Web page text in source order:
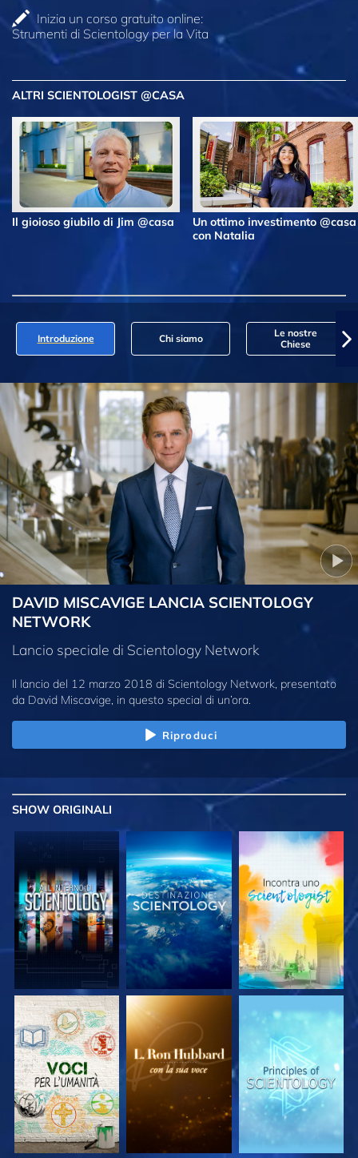
Inizia un corso gratuito online:
Strumenti di Scientology per la Vita
ALTRI SCIENTOLOGIST @CASA
Il gioioso giubilo di Jim @casa
Un ottimo investimento @casa
con Natalia
Introduzione Chi siamo
Le nostre
Chiese
DAVID MISCAVIGE LANCIA SCIENTOLOGY
NETWORK
Lancio speciale di Scientology Network
Il lancio del 12 marzo 2018 di Scientology Network, presentato
da David Miscavige, in questo special di un’ora.
Riproduci
SHOW ORIGINALI
ESPLORA LE
SERIE
ESPLORA LE
SERIE
ESPLORA LE
SERIE